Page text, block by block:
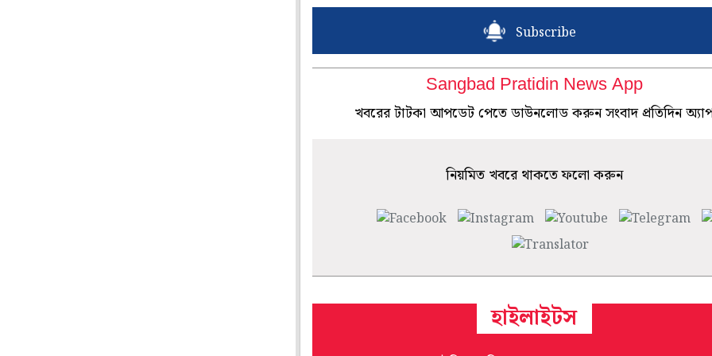
Subscribe
Sangbad Pratidin News App
খবরের টাটকা আপডেট পেতে ডাউনলোড করুন সংবাদ প্রতিদিন
নিয়মিত খবরে থাকতে ফলো করুন
হাইলাইটস